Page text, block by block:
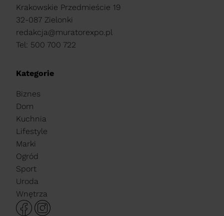
Krakowskie Przedmieście 19
32-087 Zielonki
redakcja@muratorexpo.pl
Tel: 500 700 722
Kategorie
Biznes
Dom
Kuchnia
Lifestyle
Marki
Ogród
Sport
Uroda
Wnętrza